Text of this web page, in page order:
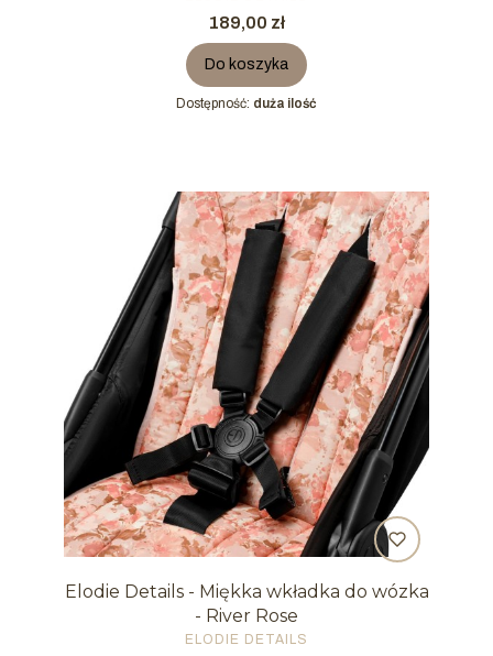
Cena
189,00 zł
Do koszyka
Dostępność: duża ilość
Elodie Details - Miękka wkładka do wózka
- River Rose
PRODUCENT
ELODIE DETAILS